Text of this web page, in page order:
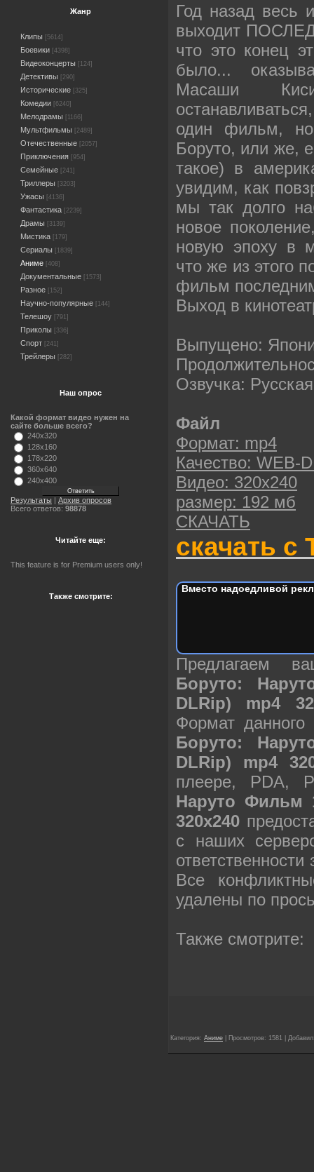
Жанр
Клипы [5614]
Боевики [4398]
Видеоконцерты [124]
Детективы [290]
Исторические [325]
Комедии [6240]
Мелодрамы [1166]
Мультфильмы [2489]
Отечественные [2057]
Приключения [954]
Семейные [241]
Триллеры [3203]
Ужасы [4136]
Фантастика [2239]
Драмы [3139]
Мистика [179]
Сериалы [1839]
Аниме [408]
Документальные [1573]
Разное [152]
Научно-популярные [144]
Телешоу [791]
Приколы [336]
Спорт [241]
Трейлеры [282]
Наш опрос
Какой формат видео нужен на
сайте больше всего?
240x320
128x160
178x220
360x640
240x400
Результаты | Архив опросов
Всего ответов: 98878
Читайте еще:
This feature is for Premium users only!
Также смотрите:
Год назад весь
выходит
что это конец
было...
Масаши
один фильм,
Боруто, или же,
такое) в
увидим, как
мы так долго
новое
новую эпоху в
что же из этого
фильм
Выход в
Выпущено:
Озвучка:
Файл
Формат: mp4
Качество: WEB-
Видео: 320х240
размер: 192 мб
СКАЧАТЬ
скачать с
Вместо надоедливой
Предлагаем
Боруто:
DLRip) mp4
Формат
Боруто:
DLRip) mp4
плеере,
Наруто Фильм
320х240
с наших
Все
удалены по
Также смотрите:
Категория: Аниме | Просмотров: 1581 |